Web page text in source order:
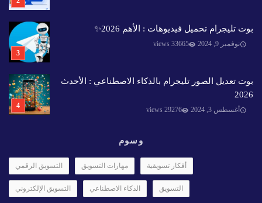
بوت تليجرام تحميل فيديوهات : الأهم 2026✨️
نوفمبر 9, 2024 33665 views
بوت تعديل الصور تليجرام بالذكاء الاصطناعي : الأحدث
2026
أغسطس 3, 2024 29276 views
وسوم
التسويق الرقمي مهارات التسويق أفكار تسويقية
التسويق الإلكتروني الذكاء الاصطناعي التسويق